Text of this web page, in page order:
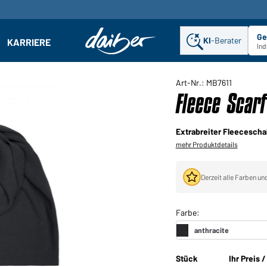
Untermenü öffnen
KARRIERE KI-Berater
Art-Nr.: MB7611
Fleece
Extrabreiter
mehr Produktdetails
Derzeit alle Farben
Stück Ihr Preis